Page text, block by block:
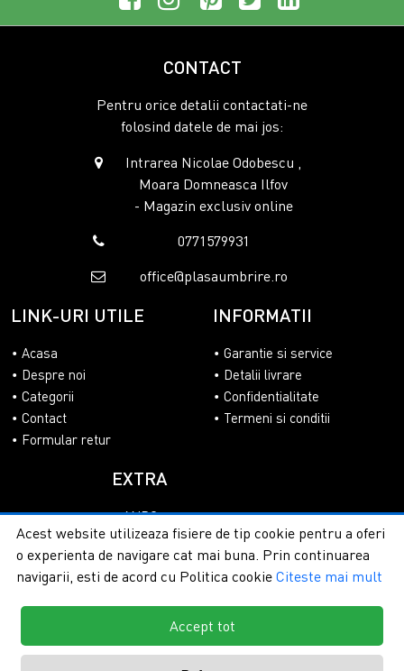
CONTACT
Pentru orice detalii contactati-ne
folosind datele de mai jos:
Intrarea Nicolae Odobescu ,
Moara Domneasca Ilfov
- Magazin exclusiv online
0771579931
office@plasaumbrire.ro
LINK-URI UTILE
Acasa
Despre noi
Categorii
Contact
Formular retur
INFORMATII
Garantie si service
Detalii livrare
Confidentialitate
Termeni si conditii
EXTRA
ANPC
SOL
Copyright © 2026 - PlasaUmbrire.ro | Toate drepturile
rezervate.Creare magazine online by ITeXclusiv.ro
Acest website utilizeaza fisiere de tip cookie pentru a oferi
o experienta de navigare cat mai buna. Prin continuarea
navigarii, esti de acord cu Politica cookie Citeste mai mult
Accept tot